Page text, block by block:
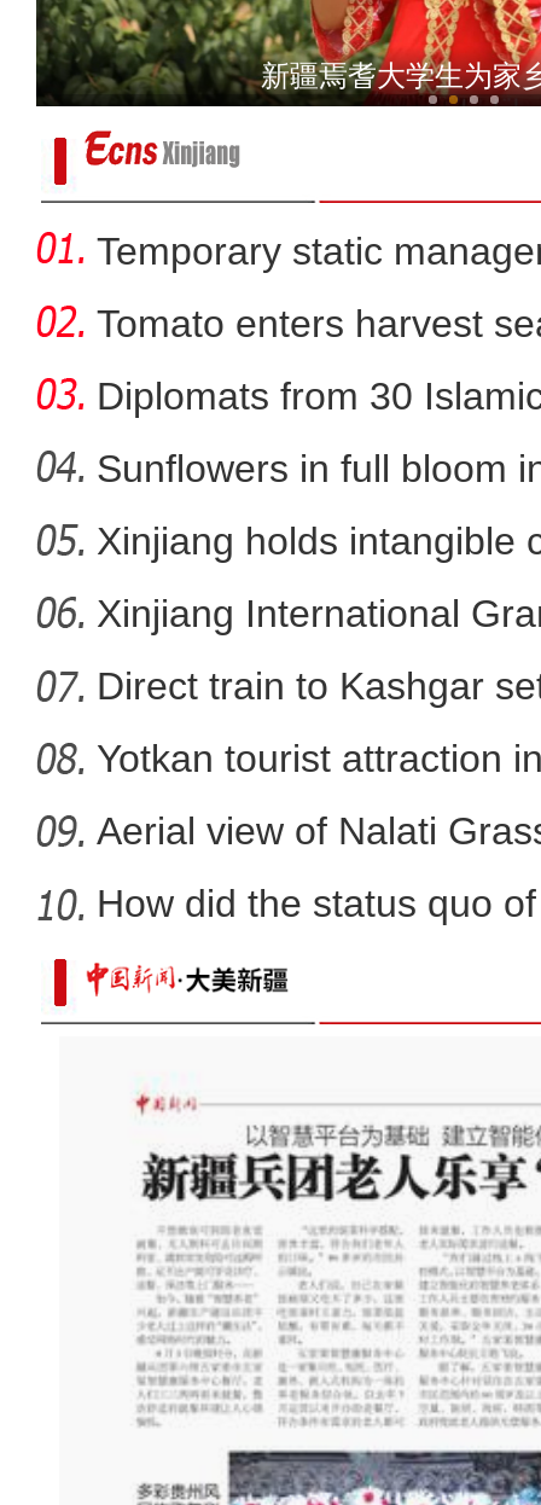
新疆疏附县：农产品深加工
俯瞰新疆玛纳斯河：两
【百万庄小课堂】吃西梅真
新疆焉耆大学生为家
Temporary static
parts
Tomato enters harvest
Diplomats from 30
Sunflowers in full bloom
Xinjiang holds intangible
Xinjiang International
Direct train to Kashgar
Yotkan tourist attraction
Aerial view of Nalati
How did the status quo